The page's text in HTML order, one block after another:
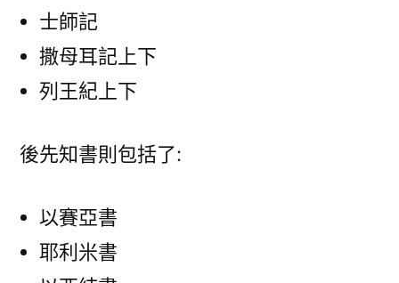
士師記
撒母耳記上下
列王紀上下
後先知書則包括了:
以賽亞書
耶利米書